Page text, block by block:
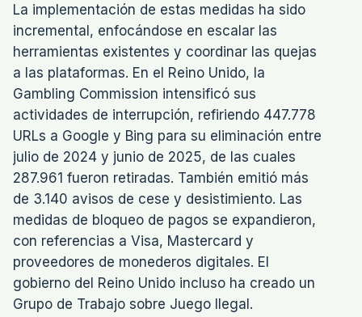
La implementación de estas medidas ha sido
incremental, enfocándose en escalar las
herramientas existentes y coordinar las quejas
a las plataformas. En el Reino Unido, la
Gambling Commission intensificó sus
actividades de interrupción, refiriendo 447.778
URLs a Google y Bing para su eliminación entre
julio de 2024 y junio de 2025, de las cuales
287.961 fueron retiradas. También emitió más
de 3.140 avisos de cese y desistimiento. Las
medidas de bloqueo de pagos se expandieron,
con referencias a Visa, Mastercard y
proveedores de monederos digitales. El
gobierno del Reino Unido incluso ha creado un
Grupo de Trabajo sobre Juego Ilegal.